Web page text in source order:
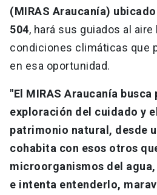
(MIRAS Araucanía)
504, hará sus guiados al aire
condiciones climáticas que
en esa oportunidad.
"El MIRAS Araucanía
exploración del cuidado y
patrimonio natural, desde
cohabita con esos otros
microorganismos del
e intenta entenderlo,